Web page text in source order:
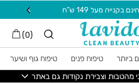
בקנייה מעל 149 ש"ח
(
0
)
ביותר טיפוח פנים
טיפוח גוף ושיער
מהטבות וצבירת נקודות גם באתר